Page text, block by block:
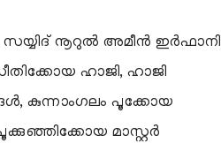
നൂറുൽ അമീൻ ഇർഫാനി
ഹാജി, ഹാജി
കുന്നാംഗലം പൂക്കോയ
മാസ്റ്റർ